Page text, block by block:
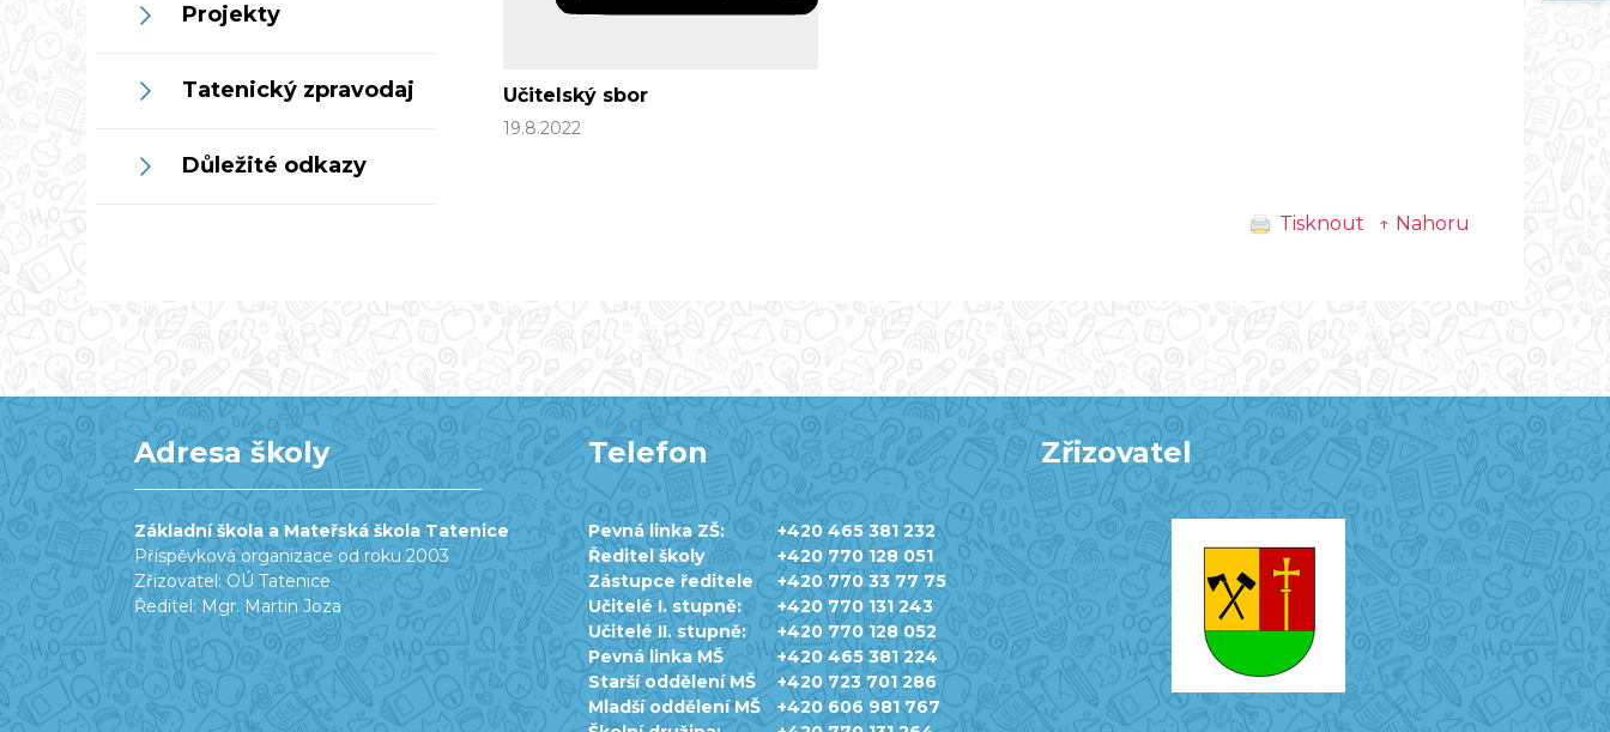
Učitelský sbor
19.8.2022
Tisknout ↑ Nahoru
Projekty
Tatenický zpravodaj
Důležité odkazy
Adresa školy
Základní škola a Mateřská škola Tatenice
Příspěvková organizace od roku 2003
Zřizovatel: OÚ Tatenice
Ředitel: Mgr. Martin Joza
Telefon
Pevná linka ZŠ:
+420 465 381 232
Ředitel školy
+420 770 128 051
Zástupce ředitele
+420 770 33 77 75
Učitelé I. stupně:
+420 770 131 243
Učitelé II. stupně:
+420 770 128 052
Pevná linka MŠ
+420 465 381 224
Starší oddělení MŠ
+420 723 701 286
Mladší oddělení MŠ
+420 606 981 767
Zřizovatel